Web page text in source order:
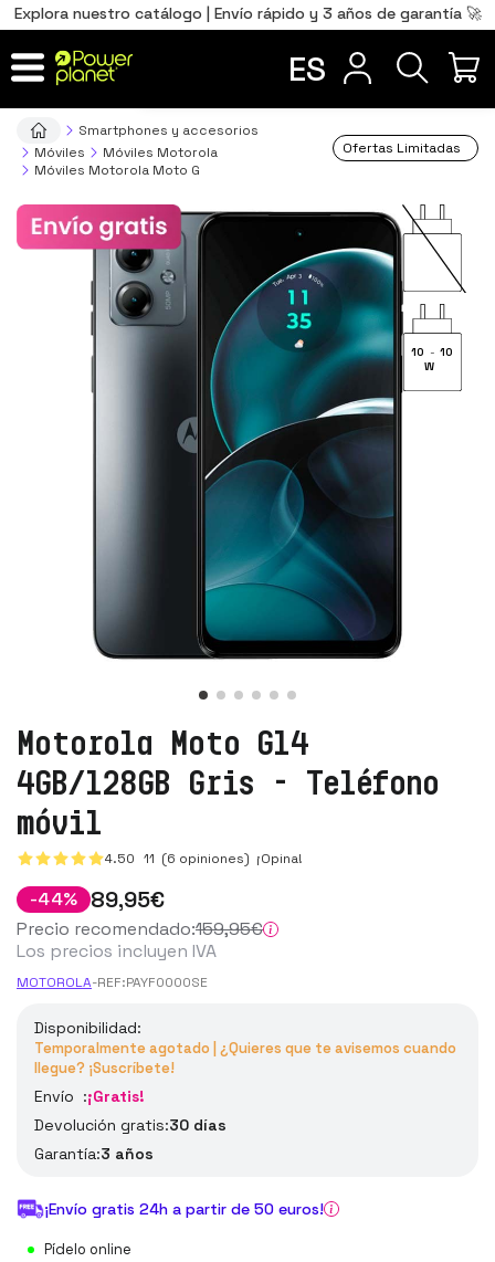
Explora nuestro catálogo | Envío rápido y 3 años de garantía 🚀
ES
Smartphones y accesorios
Móviles
Móviles Motorola
Móviles Motorola Moto G
Ofertas Limitadas
10 - 10
W
Motorola Moto G14
4GB/128GB Gris - Teléfono
móvil
4.50 11 (6 opiniones) ¡Opina!
-44% 89,95€
Precio recomendado:159,95€
Los precios incluyen IVA
MOTOROLA-REF:PAYF0000SE
Disponibilidad:
Temporalmente agotado | ¿Quieres que te avisemos cuando
llegue? ¡Suscríbete!
Envío :¡Gratis!
Devolución gratis:30 días
Garantía:3 años
¡Envío gratis 24h a partir de 50 euros!
Pídelo online
Total 0,00€
IR AL CARRITO
Português
PT
FR